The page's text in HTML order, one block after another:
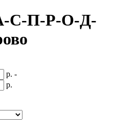
С-П-Р-О-Д-
р. -
р.